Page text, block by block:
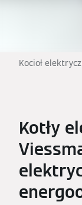
Kocioł
Kotły